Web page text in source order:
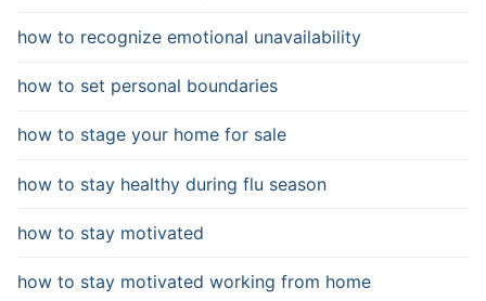
how to recognize emotional unavailability
how to set personal boundaries
how to stage your home for sale
how to stay healthy during flu season
how to stay motivated
how to stay motivated working from home